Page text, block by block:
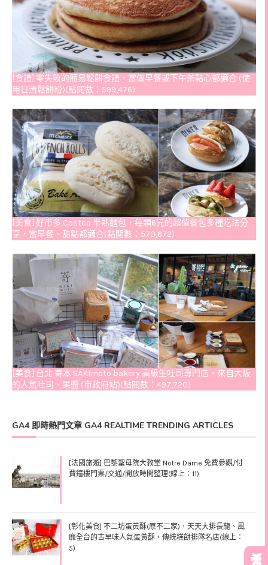
[食譜] 零失敗的簡易鬆餅食譜．當做早餐或下午茶點心都適合 (使
用日清鬆餅粉)(點閱數：599,476)
[美食] 好市多 Costco 半熟麵包．每顆6元的超值餐包多種吃法分
享，當早餐、甜點都適合(點閱數：570,672)
[美食] 台北 嵜本 SAKImoto bakery 高級生吐司專門店．來自大阪
的人氣吐司、果醬 (市政府站)(點閱數：497,720)
GA4 即時熱門文章 GA4 REALTIME TRENDING ARTICLES
[法國旅遊] 巴黎聖母院大教堂 Notre Dame 免費參觀/付
費鐘樓門票/交通/開放時間整理(線上：11)
[彰化美食] 不二坊蛋黃酥(原不二家)．天天大排長龍、風
靡全台的古早味人氣蛋黃酥，傳統糕餅排隊名店(線上：
5)